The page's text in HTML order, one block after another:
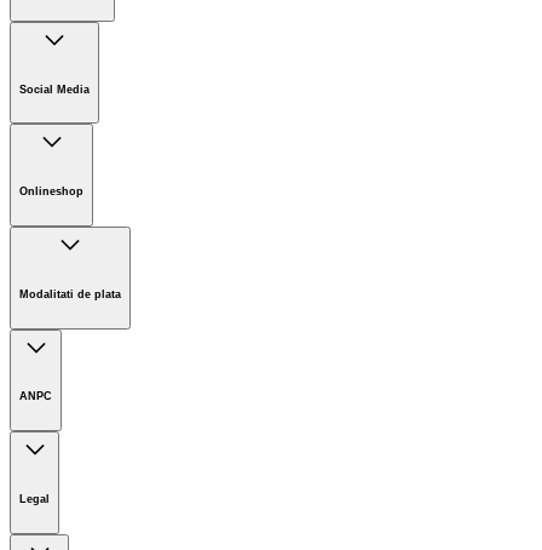
Sustenabilitate
Noutati
Social Media
Onlineshop
Informații magazin online
Retur
Modalitati de plata
ANPC
Legal